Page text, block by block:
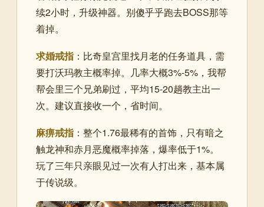
续2小时，升级神器。别傻乎乎跑去BOSS那等
着掉。
求婚戒指 ：比奇皇宫里找月老的任务道具，需
要打沃玛教主概率掉。几率大概3%-5%，我帮
帮会里三个兄弟刷过，平均15-20趟教主出一
次。建议直接收一个，省时间。
麻痹戒指 ：整个1.76最稀有的首饰，只有暗之
触龙神和赤月恶魔概率掉落，爆率低于1%。
玩了三年只亲眼见过一次有人打出来，基本属
于传说级。